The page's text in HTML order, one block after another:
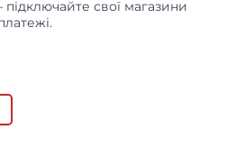
свої магазини